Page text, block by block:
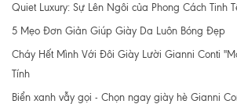
Quiet Luxury: Sự Lên Ngôi của Phong Cách Tinh
5 Mẹo Đơn Giản Giúp Giày Da Luôn Bóng Đẹp
Cháy Hết Mình Với Đôi Giày Lười Gianni Conti
Tính
Biển xanh vẫy gọi - Chọn ngay giày hè Gianni